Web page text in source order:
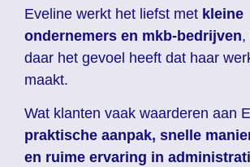
Eveline werkt het liefst met kleine
ondernemers en mkb-bedrijven,
daar het gevoel heeft dat haar
maakt.
Wat klanten vaak waarderen aan
praktische aanpak, snelle
en ruime ervaring in